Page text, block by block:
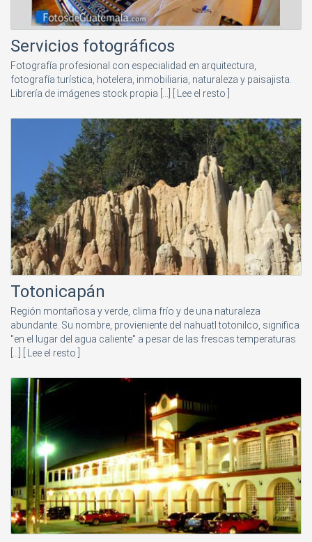
Servicios fotográficos
Fotografía profesional con especialidad en arquitectura,
fotografía turística, hotelera, inmobiliaria, naturaleza y paisajista.
Librería de imágenes stock propia [...]
[ Lee el resto ]
Totonicapán
Región montañosa y verde, clima frío y de una naturaleza
abundante. Su nombre, provieniente del nahuatl totonilco, significa
"en el lugar del agua caliente" a pesar de las frescas temperaturas
[ Lee el resto ]